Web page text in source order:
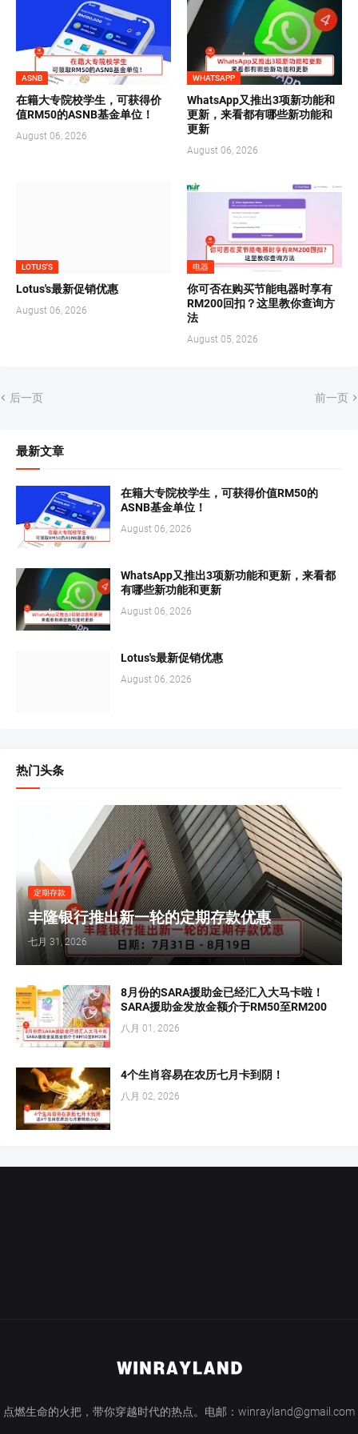
ASNB
在籍大专院校学生，可获得价
值RM50的ASNB基金单位！
August 06, 2026
WHATSAPP
WhatsApp又推出3项新功能和
更新，来看都有哪些新功能和
更新
August 06, 2026
LOTUS'S
Lotus's最新促销优惠
August 06, 2026
电器
你可否在购买节能电器时享有
RM200回扣？这里教你查询方
法
August 05, 2026
后一页 前一页
最新文章
在籍大专院校学生，可获得价值RM50的
ASNB基金单位！
August 06, 2026
WhatsApp又推出3项新功能和更新，来看都
有哪些新功能和更新
August 06, 2026
Lotus's最新促销优惠
August 06, 2026
热门头条
定期存款
丰隆银行推出新一轮的定期存款优惠
七月 31, 2026
8月份的SARA援助金已经汇入大马卡啦！
SARA援助金发放金额介于RM50至RM200
八月 01, 2026
4个生肖容易在农历七月卡到阴！
八月 02, 2026
点燃生命的火把，带你穿越时代的热点。电邮：winrayland@gmail.com